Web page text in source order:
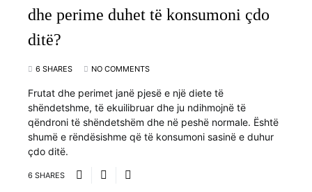
dhe perime duhet të konsumoni çdo
ditë?
6 SHARES NO COMMENTS
Frutat dhe perimet janë pjesë e një diete të
shëndetshme, të ekuilibruar dhe ju ndihmojnë të
qëndroni të shëndetshëm dhe në peshë normale. Është
shumë e rëndësishme që të konsumoni sasinë e duhur
çdo ditë.
6 SHARES